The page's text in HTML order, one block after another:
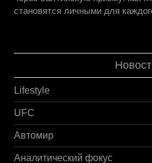
становятся личными для
Lifestyle
UFC
Автомир
Аналитический фокус